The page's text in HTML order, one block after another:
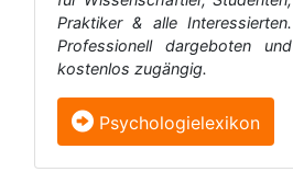
Praktiker & alle Interessierten.
Professionell dargeboten und
kostenlos zugängig.
Psychologielexikon